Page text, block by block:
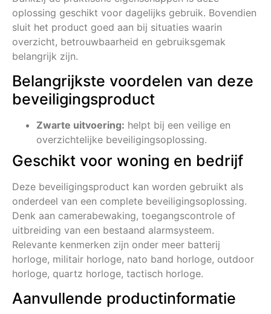
oplossing geschikt voor dagelijks gebruik. Bovendien
sluit het product goed aan bij situaties waarin
overzicht, betrouwbaarheid en gebruiksgemak
belangrijk zijn.
Belangrijkste voordelen van deze
beveiligingsproduct
Zwarte uitvoering: helpt bij een veilige en
overzichtelijke beveiligingsoplossing.
Geschikt voor woning en bedrijf
Deze beveiligingsproduct kan worden gebruikt als
onderdeel van een complete beveiligingsoplossing.
Denk aan camerabewaking, toegangscontrole of
uitbreiding van een bestaand alarmsysteem.
Relevante kenmerken zijn onder meer batterij
horloge, militair horloge, nato band horloge, outdoor
horloge, quartz horloge, tactisch horloge.
Aanvullende productinformatie